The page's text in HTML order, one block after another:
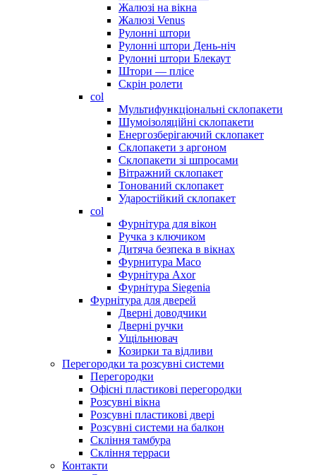
Жалюзі на вікна
Жалюзі Venus
Рулонні штори
Рулонні штори День-ніч
Рулонні штори Блекаут
Штори — плісе
Скрін ролети
col
Мультифункціональні склопакети
Шумоізоляційні склопакети
Енергозберігаючий склопакет
Склопакети з аргоном
Склопакети зі шпросами
Вітражний склопакет
Тонований склопакет
Ударостійкий склопакет
col
Фурнітура для вікон
Ручка з ключиком
Дитяча безпека в вікнах
Фурнитура Maco
Фурнітура Axor
Фурнітура Siegenia
Фурнітура для дверей
Дверні доводчики
Дверні ручки
Ущільнювач
Козирки та відливи
Перегородки та розсувні системи
Перегородки
Офісні пластикові перегородки
Розсувні вікна
Розсувні пластикові двері
Розсувні системи на балкон
Скління тамбура
Скління терраси
Контакти